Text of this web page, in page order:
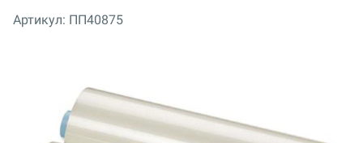
Артикул: ПП40875